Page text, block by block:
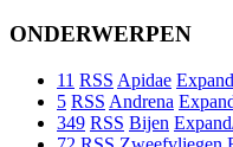
ONDERWERPEN
11 RSS Apidae
5 RSS Andrena
349 RSS Bijen